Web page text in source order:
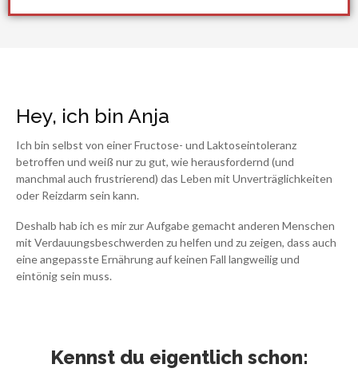
Hey, ich bin Anja
Ich bin selbst von einer Fructose- und Laktoseintoleranz
betroffen und weiß nur zu gut, wie herausfordernd (und
manchmal auch frustrierend) das Leben mit Unverträglichkeiten
oder Reizdarm sein kann.
Deshalb hab ich es mir zur Aufgabe gemacht anderen Menschen
mit Verdauungsbeschwerden zu helfen und zu zeigen, dass auch
eine angepasste Ernährung auf keinen Fall langweilig und
eintönig sein muss.
Kennst du eigentlich schon: